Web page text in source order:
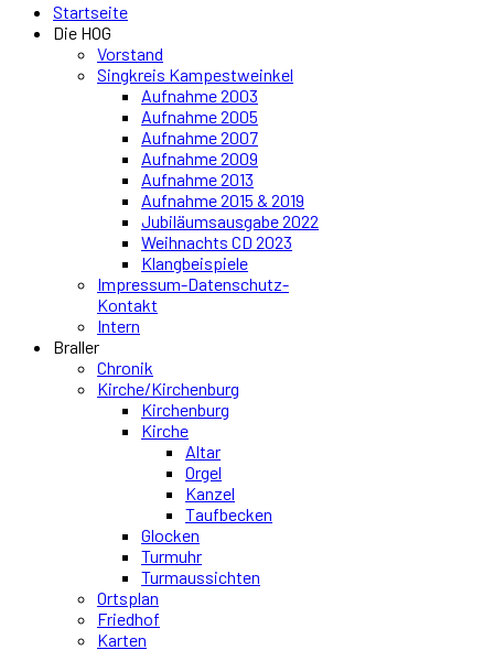
Startseite
Die HOG
Vorstand
Singkreis Kampestweinkel
Aufnahme 2003
Aufnahme 2005
Aufnahme 2007
Aufnahme 2009
Aufnahme 2013
Aufnahme 2015 & 2019
Jubiläumsausgabe 2022
Weihnachts CD 2023
Klangbeispiele
Impressum-Datenschutz-
Kontakt
Intern
Braller
Chronik
Kirche/Kirchenburg
Kirchenburg
Kirche
Altar
Orgel
Kanzel
Taufbecken
Glocken
Turmuhr
Turmaussichten
Ortsplan
Friedhof
Karten